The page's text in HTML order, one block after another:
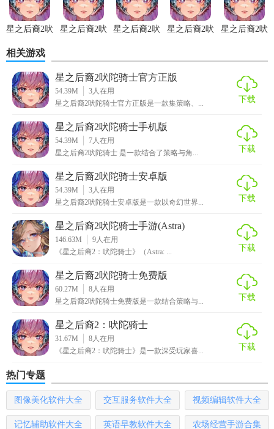
星之后裔2吠陀骑士官方版玩法
旅。
2. 任务挑战：接受并完成各种主线任务和支线任务，获取经
验和奖励。
3. 副本探索：进入各种副本，挑战强大的BOSS，获取稀有装
备和道具。
提升公会等级和排名。
星之后裔2吠陀骑士官方版点评
星之后裔2吠陀骑士官方版以其精美的画面、丰富的玩法和引
人入胜的剧情，为玩家提供了一个充满挑战和惊喜的冒险世
趣和成就感。
星之后裔2吠
(Astra)
星之后裔2吠
星之后裔2吠
星之后裔2吠
星之后裔2吠
相关游戏
星之后裔2吠陀骑士官方正版
54.39M 3人在用
星之后裔2吠陀骑士官方正版是一款集策略、...
下载
星之后裔2吠陀骑士手机版
54.39M 7人在用
星之后裔2吠陀骑士 是一款结合了策略与角...
下载
星之后裔2吠陀骑士安卓版
54.39M 3人在用
星之后裔2吠陀骑士安卓版是一款以奇幻世界...
下载
星之后裔2吠陀骑士手游(Astra)
146.63M 9人在用
《星之后裔2：吠陀骑士》（Astra: ...
下载
星之后裔2吠陀骑士免费版
60.27M 8人在用
星之后裔2吠陀骑士免费版是一款结合策略与...
下载
星之后裔2：吠陀骑士
31.67M 8人在用
《星之后裔2：吠陀骑士》是一款深受玩家喜...
下载
热门专题
图像美化软件大全 交互服务软件大全 视频编辑软件大全
记忆辅助软件大全 英语早教软件大全 农场经营手游合集